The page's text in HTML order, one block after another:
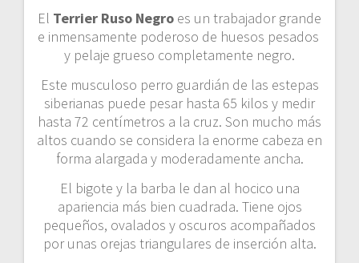
El Terrier Ruso Negro es un trabajador grande
e inmensamente poderoso de huesos pesados ​​
y pelaje grueso completamente negro.
Este musculoso perro guardián de las estepas
siberianas puede pesar hasta 65 kilos y medir
hasta 72 centímetros a la cruz. Son mucho más
altos cuando se considera la enorme cabeza en
forma alargada y moderadamente ancha.
El bigote y la barba le dan al hocico una
apariencia más bien cuadrada. Tiene ojos
pequeños, ovalados y oscuros acompañados
por unas orejas triangulares de inserción alta.